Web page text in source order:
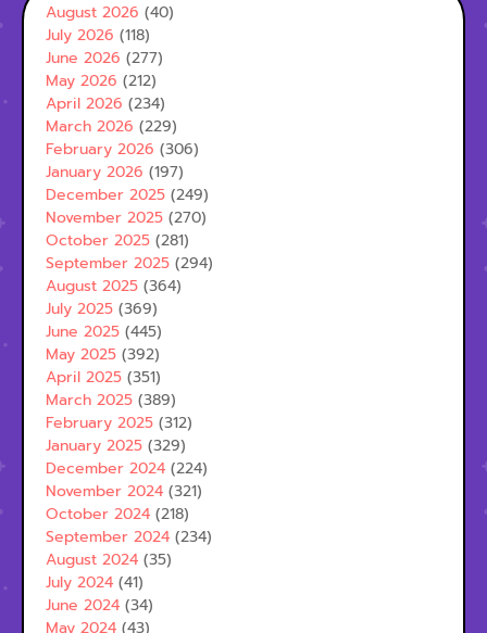
August 2026 (40)
July 2026 (118)
June 2026 (277)
May 2026 (212)
April 2026 (234)
March 2026 (229)
February 2026 (306)
January 2026 (197)
December 2025 (249)
November 2025 (270)
October 2025 (281)
September 2025 (294)
August 2025 (364)
July 2025 (369)
June 2025 (445)
May 2025 (392)
April 2025 (351)
March 2025 (389)
February 2025 (312)
January 2025 (329)
December 2024 (224)
November 2024 (321)
October 2024 (218)
September 2024 (234)
August 2024 (35)
July 2024 (41)
June 2024 (34)
May 2024 (43)